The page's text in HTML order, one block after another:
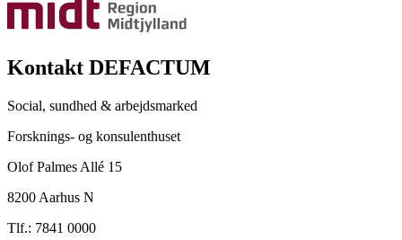
Kontakt DEFACTUM
Social, sundhed & arbejdsmarked
Forsknings- og konsulenthuset
Olof Palmes Allé 15
8200 Aarhus N
Tlf.: 7841 0000